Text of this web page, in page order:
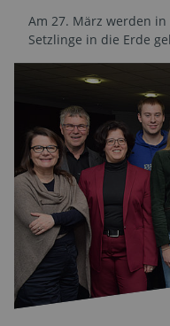
Am 27. März werden
Setzlinge in die Erde